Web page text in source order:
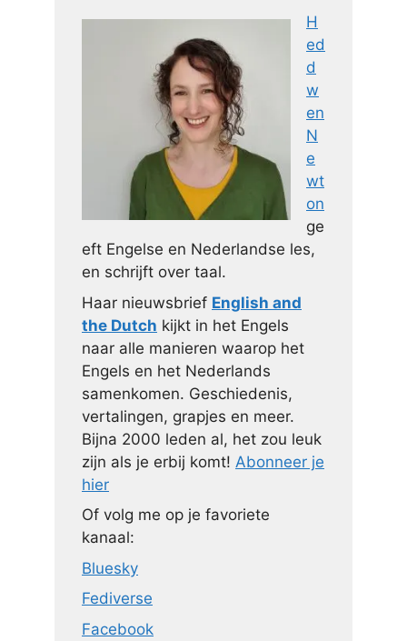
H
ed
d
w
en
N
e
wt
on
ge
eft Engelse en Nederlandse les,
en schrijft over taal.
Haar nieuwsbrief English and
the Dutch kijkt in het Engels
naar alle manieren waarop het
Engels en het Nederlands
samenkomen. Geschiedenis,
vertalingen, grapjes en meer.
Bijna 2000 leden al, het zou leuk
zijn als je erbij komt! Abonneer je
hier
Of volg me op je favoriete
kanaal:
Bluesky
Fediverse
Facebook